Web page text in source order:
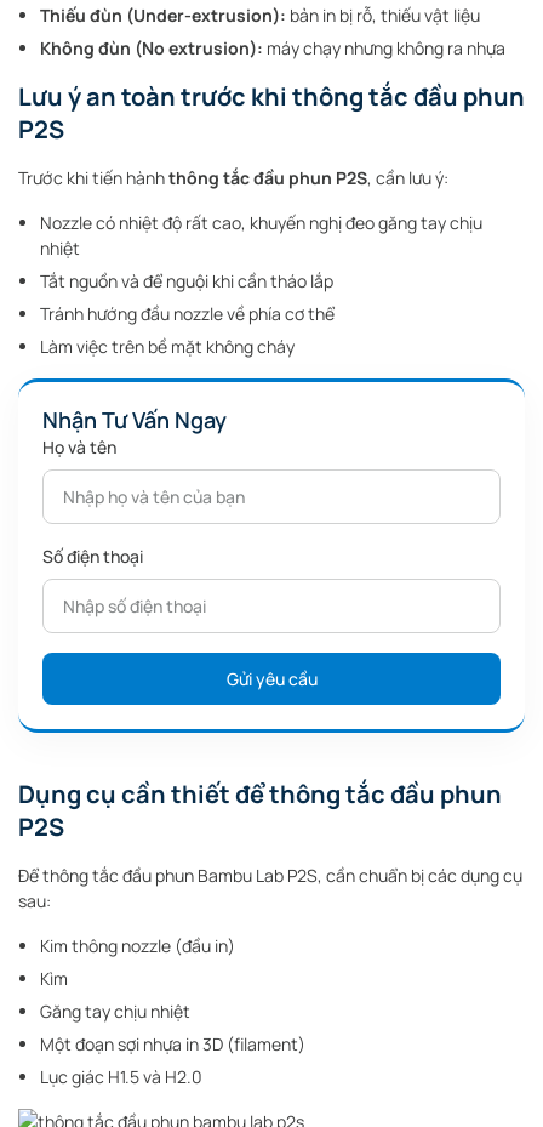
Thiếu đùn (Under-extrusion): bản in bị rỗ, thiếu vật liệu
Không đùn (No extrusion): máy chạy nhưng không ra nhựa
Lưu ý an toàn trước khi thông tắc đầu phun
P2S
Trước khi tiến hànhthông tắc đầu phun P2S, cần lưu ý:
Nozzle có nhiệt độ rất cao, khuyến nghị đeo găng tay chịu
nhiệt
Tắt nguồn và để nguội khi cần tháo lắp
Tránh hướng đầu nozzle về phía cơ thể
Làm việc trên bề mặt không cháy
Nhận Tư Vấn Ngay
Họ và tên
Số điện thoại
Dụng cụ cần thiết để thông tắc đầu phun
P2S
Để thông tắc đầu phun Bambu Lab P2S, cần chuẩn bị các dụng cụ
sau:
Kim thông nozzle (đầu in)
Kìm
Găng tay chịu nhiệt
Một đoạn sợi nhựa in 3D (filament)
Lục giác H1.5 và H2.0